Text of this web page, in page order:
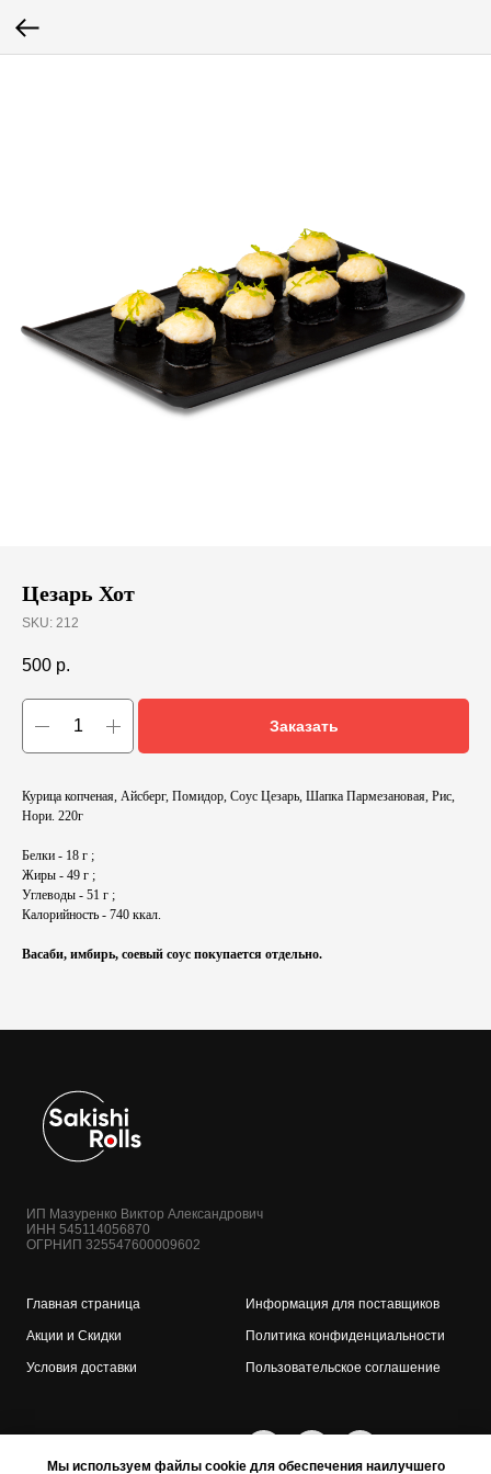
Цезарь Хот
SKU: 212
500 р.
Заказать
Курица копченая, Айсберг, Помидор, Соус Цезарь, Шапка Пармезановая, Рис,
Нори. 220г
Белки - 18 г ;
Жиры - 49 г ;
Углеводы - 51 г ;
Калорийность - 740 ккал.
Васаби, имбирь, соевый соус покупается отдельно.
ИП Мазуренко Виктор Александрович
ИНН 545114056870
ОГРНИП 325547600009602
Главная страница
Акции и Скидки
Условия доставки
Информация для поставщиков
Политика конфиденциальности
Пользовательское соглашение
Мы используем файлы cookie для обеспечения наилучшего